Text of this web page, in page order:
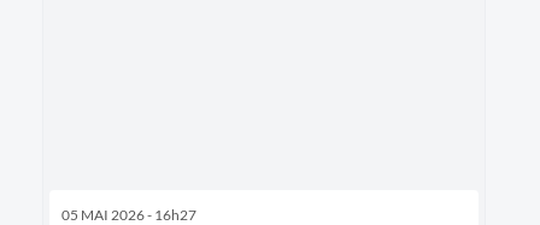
05 MAI 2026 - 16h27